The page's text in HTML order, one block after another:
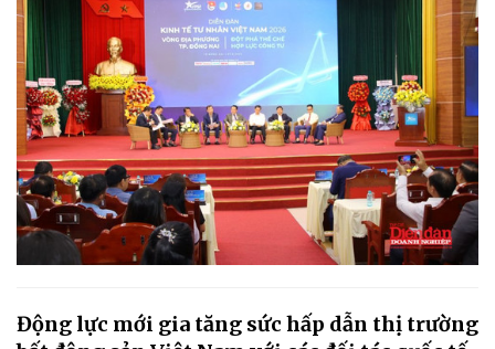
Động lực mới gia tăng sức hấp dẫn thị trường